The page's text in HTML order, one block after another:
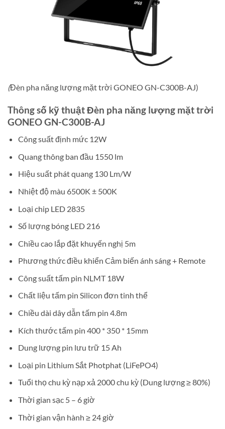
(Đèn pha năng lượng mặt trời GONEO GN-C300B-AJ)
Thông số kỹ thuật Đèn pha năng lượng mặt trời
GONEO GN-C300B-AJ
Công suất định mức 12W
Quang thông ban đầu 1550 lm
Hiệu suất phát quang 130 Lm/W
Nhiệt độ màu 6500K ± 500K
Loại chip LED 2835
Số lượng bóng LED 216
Chiều cao lắp đặt khuyến nghị 5m
Phương thức điều khiển Cảm biến ánh sáng + Remote
Công suất tấm pin NLMT 18W
Chất liệu tấm pin Silicon đơn tinh thể
Chiều dài dây dẫn tấm pin 4.8m
Kích thước tấm pin 400 * 350 * 15mm
Dung lượng pin lưu trữ 15 Ah
Loại pin Lithium Sắt Photphat (LiFePO4)
Tuổi thọ chu kỳ nạp xả 2000 chu kỳ (Dung lượng ≥ 80%)
Thời gian sạc 5 – 6 giờ
Thời gian vận hành ≥ 24 giờ